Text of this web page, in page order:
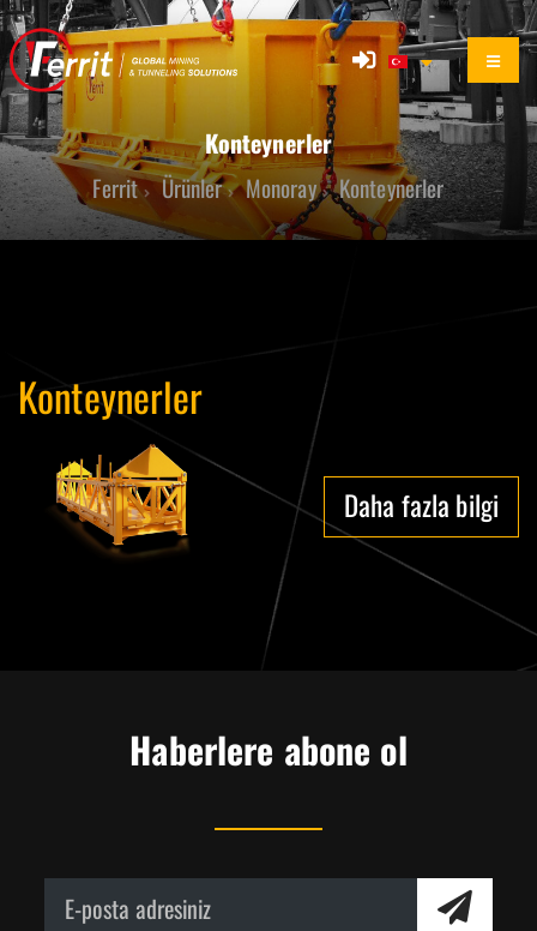
Konteynerler
Ferrit Ürünler Monoray Konteynerler
Konteynerler
Daha fazla bilgi
Haberlere abone ol